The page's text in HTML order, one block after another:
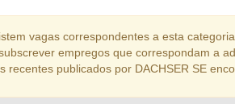
vagas correspondentes a esta
empregos que correspondam a
recentes publicados por DACHSER SE